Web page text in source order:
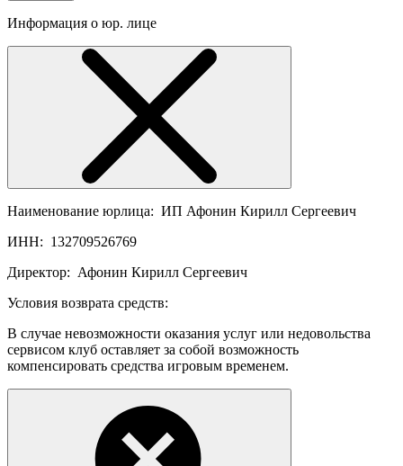
Информация о юр. лице
Наименование юрлица: ИП Афонин Кирилл Сергеевич
ИНН: 132709526769
Директор: Афонин Кирилл Сергеевич
Условия возврата средств:
В случае невозможности оказания услуг или недовольства
сервисом клуб оставляет за собой возможность
компенсировать средства игровым временем.